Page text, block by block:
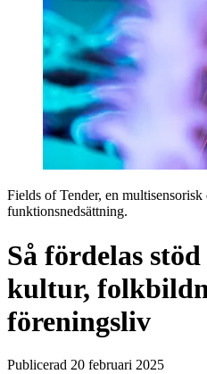
Fields of Tender, en
funktionsnedsättning.
Så fördelas
kultur,
föreningsliv
Publicerad 20 februari 2025